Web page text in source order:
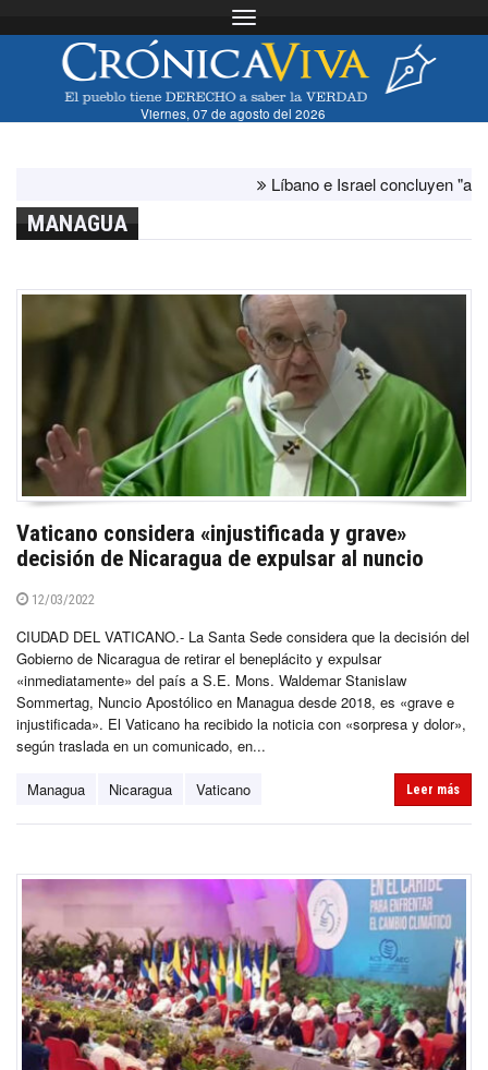
Toggle navigation
Viernes, 07 de agosto del 2026
Líbano e Israel concluyen "antes de
MANAGUA
Vaticano considera «injustificada y grave»
decisión de Nicaragua de expulsar al nuncio
12/03/2022
CIUDAD DEL VATICANO.- La Santa Sede considera que la decisión del
Gobierno de Nicaragua de retirar el beneplácito y expulsar
«inmediatamente» del país a S.E. Mons. Waldemar Stanislaw
Sommertag, Nuncio Apostólico en Managua desde 2018, es «grave e
injustificada». El Vaticano ha recibido la noticia con «sorpresa y dolor»,
según traslada en un comunicado, en...
Managua Nicaragua Vaticano Leer más